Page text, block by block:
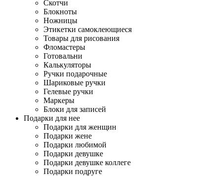
Скотчи
Блокноты
Ножницы
Этикетки самоклеющиеся
Товары для рисования
Фломастеры
Готовальни
Калькуляторы
Ручки подарочные
Шариковые ручки
Гелевые ручки
Маркеры
Блоки для записей
Подарки для нее
Подарки для женщин
Подарки жене
Подарки любимой
Подарки девушке
Подарки девушке коллеге
Подарки подруге